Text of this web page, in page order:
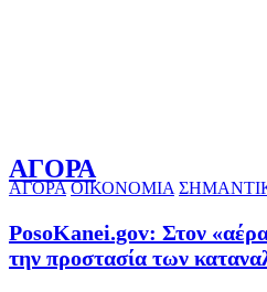
ΑΓΟΡΑ
ΑΓΟΡΑ ΟΙΚΟΝΟΜΙΑ
PosoKanei.gov: Στον
την προστασία των